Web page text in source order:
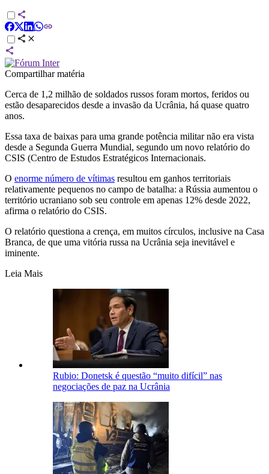
Compartilhar matéria
Cerca de 1,2 milhão de soldados russos foram mortos, feridos ou
estão desaparecidos desde a invasão da Ucrânia, há quase quatro
anos.
Essa taxa de baixas para uma grande potência militar não era vista
desde a Segunda Guerra Mundial, segundo um novo relatório do
CSIS (Centro de Estudos Estratégicos Internacionais.
O enorme número de vítimas resultou em ganhos territoriais
relativamente pequenos no campo de batalha: a Rússia aumentou o
território ucraniano sob seu controle em apenas 12% desde 2022,
afirma o relatório do CSIS.
O relatório questiona a crença, em muitos círculos, inclusive na Casa
Branca, de que uma vitória russa na Ucrânia seja inevitável e
iminente.
Leia Mais
Rubio: Donetsk é questão “muito difícil” nas
negociações de paz na Ucrânia